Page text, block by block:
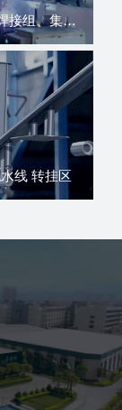
双滑台焊接组、集群式焊接组、双工位焊接组等全自动焊接方式
线 转挂区